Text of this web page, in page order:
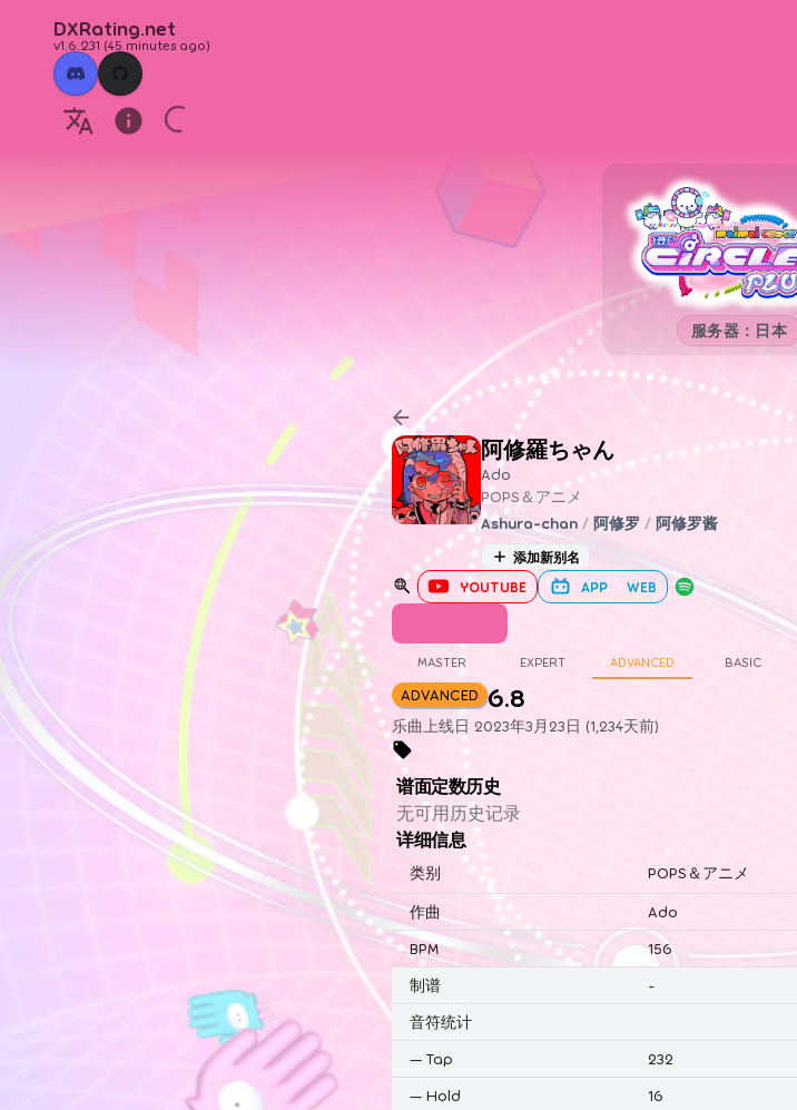
DXRating.net
v1.6.231 (45 minutes ago)
服务器：日本
阿修羅ちゃん
Ado
POPS＆アニメ
Ashura-chan / 阿修罗 / 阿修罗酱
添加新别名
YOUTUBE APP WEB
MASTER EXPERT ADVANCED BASIC
ADVANCED 6.8
乐曲上线日 2023年3月23日 (1,234天前)
谱面定数历史
无可用历史记录
详细信息
类别 POPS＆アニメ
作曲
Ado
BPM
156
制谱
-
音符统计
— Tap
232
— Hold
16